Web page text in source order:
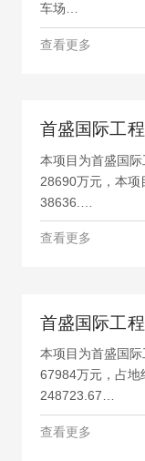
车场…
查看更多
本项目为首盛国
28690万元，本项
38636.…
查看更多
本项目为首盛国
67984万元，占地
248723.67…
查看更多